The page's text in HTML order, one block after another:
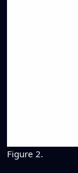
Figure 2.